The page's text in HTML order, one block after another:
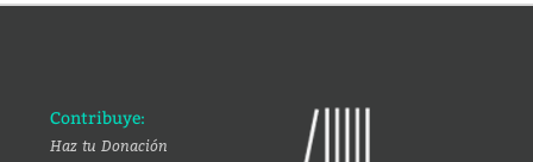
Contribuye:
Haz tu Donación